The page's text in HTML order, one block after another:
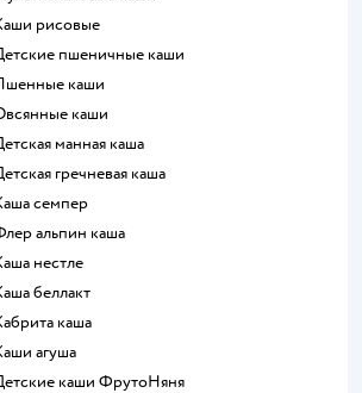
Каши рисовые
Детские пшеничные каши
Пшенные каши
овсянные каши
детская манная каша
детская гречневая каша
каша семпер
флер альпин каша
каша нестле
каша беллакт
кабрита каша
каши агуша
Детские каши ФрутоНяня